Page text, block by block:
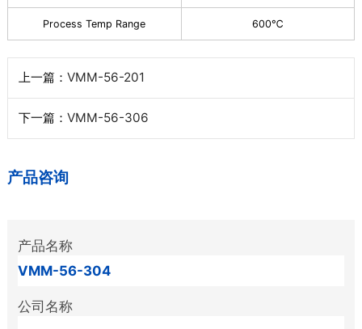
Process Temp Range 600℃
上一篇： VMM-56-201
下一篇： VMM-56-306
产品咨询
产品名称
公司名称